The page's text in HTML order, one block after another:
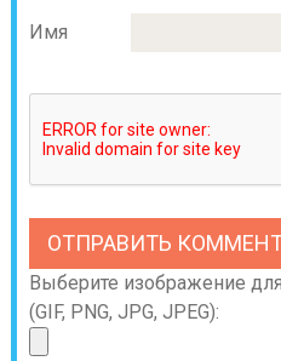
Имя
Выберите изображение
(GIF, PNG, JPG, JPEG):